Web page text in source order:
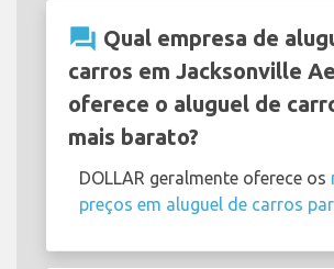
question_answer Qual empresa de
carros em Jacksonville
oferece o aluguel de
mais barato?
DOLLAR geralmente oferece os
preços em aluguel de carros